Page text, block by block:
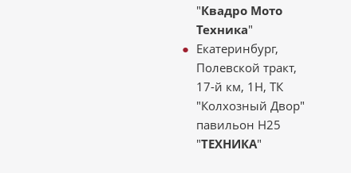
"Квадро Мото
Техника"
Екатеринбург,
Полевской тракт,
17-й км, 1Н, ТК
"Колхозный Двор"
павильон Н25
"ТЕХНИКА"